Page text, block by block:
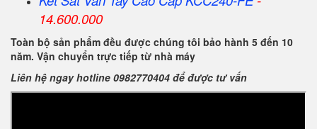
14.600.000
Toàn bộ sản phẩm đều được chúng tôi bảo hành 5 đến 10
năm. Vận chuyển trực tiếp từ nhà máy
Liên hệ ngay hotline 0982770404 để được tư vấn